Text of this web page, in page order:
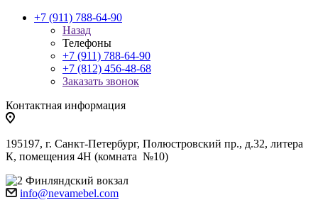
+7 (911) 788-64-90
Назад
Телефоны
+7 (911) 788-64-90
+7 (812) 456-48-68
Заказать звонок
Контактная информация
195197, г. Санкт-Петербург, Полюстровский пр., д.32, литера
К, помещения 4Н (комната №10)
Финляндский вокзал
info@nevamebel.com